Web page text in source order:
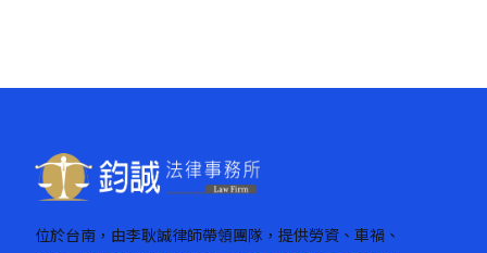
位於台南，由李耿誠律師帶領團隊，提供勞資、車禍、